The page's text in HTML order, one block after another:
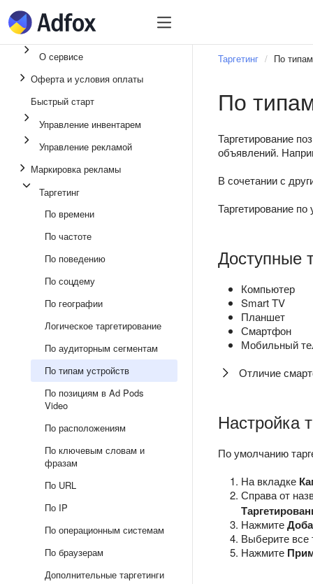
Быстрый старт
О сервисе
Оферта и условия оплаты
Быстрый старт
Управление инвентарем
Управление рекламой
Маркировка рекламы
Таргетинг
По времени
По частоте
По поведению
По соцдему
По географии
Логическое таргетирование
По аудиторным сегментам
По типам устройств
По позициям в Ad Pods
Video
По расположениям
По ключевым словам и
фразам
По URL
По IP
По операционным системам
По браузерам
Дополнительные таргетинги
Таргетинг По
По
Таргетирование
объявлений.
В сочетании с
Таргетирование
Доступные
Компьютер
Smart TV
Планшет
Смартфон
Мобильный
Отличие
Настройка
По умолчанию
На вкладке
Справа от
Нажмите
Выберите все
Нажмите